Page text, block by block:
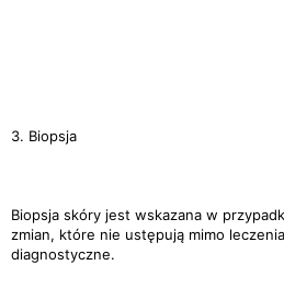
3. Biopsja
Biopsja skóry jest wskazana w
zmian, które nie ustępują mimo
diagnostyczne.